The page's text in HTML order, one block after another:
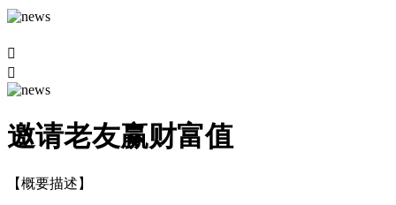


邀请老友赢财富值
【概要描述】